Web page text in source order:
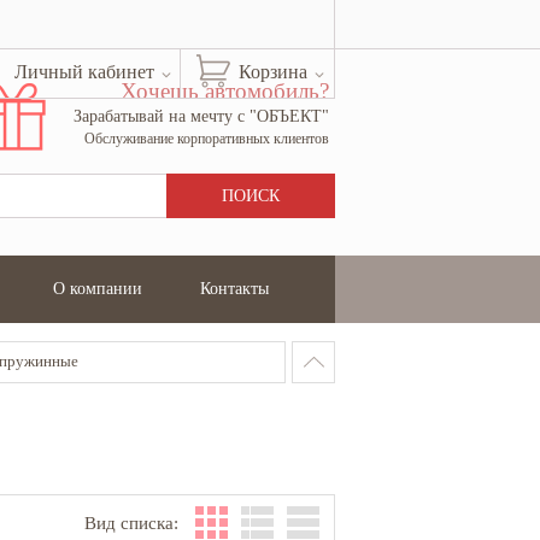
Корзина
Личный кабинет
Хочешь автомобиль?
Зарабатывай на мечту с "ОБЪЕКТ"
Обслуживание корпоративных клиентов
О компании Контакты
Вид списка: